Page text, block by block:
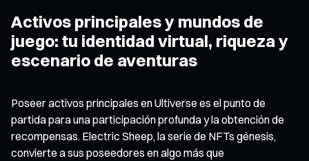
Activos principales y mundos de
juego: tu identidad virtual, riqueza y
escenario de aventuras
Poseer activos principales en Ultiverse es el punto de
partida para una participación profunda y la obtención de
recompensas. Electric Sheep, la serie de NFTs génesis,
convierte a sus poseedores en algo más que